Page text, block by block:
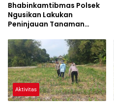
Bhabinkamtibmas Polsek
Ngusikan Lakukan
Peninjauan Tanaman
Mendukung Ketahanan
Pangan
Aktivitas